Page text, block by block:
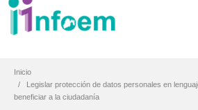
Inicio
Legislar protección de datos personales en
beneficiar a la ciudadanía